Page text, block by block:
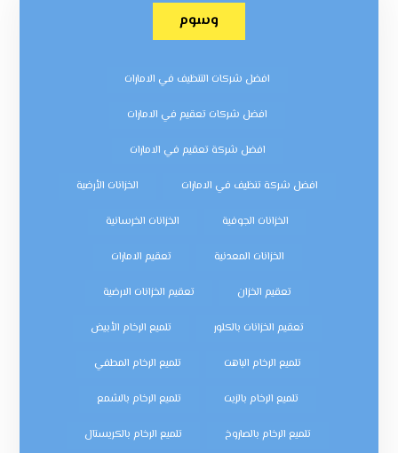
وسوم
افضل شركات التنظيف في الامارات
افضل شركات تعقيم في الامارات
افضل شركة تعقيم في الامارات
افضل شركة تنظيف في الامارات الخزانات الأرضية
الخزانات الجوفية الخزانات الخرسانية
الخزانات المعدنية تعقيم الامارات
تعقيم الخزان تعقيم الخزانات الارضية
تعقيم الخزانات بالكلور تلميع الرخام الأبيض
تلميع الرخام الباهت تلميع الرخام المطفي
تلميع الرخام بالزيت تلميع الرخام بالشمع
تلميع الرخام بالصاروخ تلميع الرخام بالكريستال